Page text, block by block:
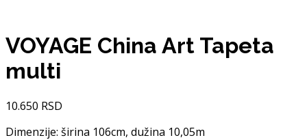
VOYAGE China Art Tapeta
multi
10.650 RSD
Dimenzije: širina 106cm, dužina 10,05m